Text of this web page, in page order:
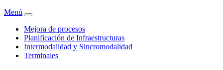
Menú
Mejora de procesos
Planificación de Infraestructuras
Intermodalidad y Sincromodalidad
Terminales